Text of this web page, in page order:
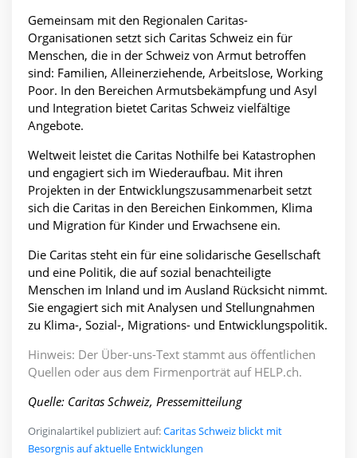
Gemeinsam mit den Regionalen Caritas-
Organisationen setzt sich Caritas Schweiz ein für
Menschen, die in der Schweiz von Armut betroffen
sind: Familien, Alleinerziehende, Arbeitslose, Working
Poor. In den Bereichen Armutsbekämpfung und Asyl
und Integration bietet Caritas Schweiz vielfältige
Angebote.
Weltweit leistet die Caritas Nothilfe bei Katastrophen
und engagiert sich im Wiederaufbau. Mit ihren
Projekten in der Entwicklungszusammenarbeit setzt
sich die Caritas in den Bereichen Einkommen, Klima
und Migration für Kinder und Erwachsene ein.
Die Caritas steht ein für eine solidarische Gesellschaft
und eine Politik, die auf sozial benachteiligte
Menschen im Inland und im Ausland Rücksicht nimmt.
Sie engagiert sich mit Analysen und Stellungnahmen
zu Klima-, Sozial-, Migrations- und Entwicklungspolitik.
Hinweis: Der Über-uns-Text stammt aus öffentlichen
Quellen oder aus dem Firmenporträt auf HELP.ch.
Quelle: Caritas Schweiz, Pressemitteilung
Originalartikel publiziert auf:Caritas Schweiz blickt mit
Besorgnis auf aktuelle Entwicklungen